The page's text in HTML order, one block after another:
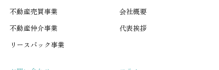
不動産売買事業
不動産仲介事業
リースバック事業
会社概要
代表挨拶